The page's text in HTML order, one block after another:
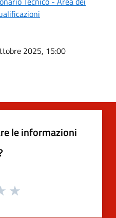
2025, 15:00
le informazioni